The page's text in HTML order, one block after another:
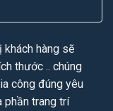
khách hàng sẽ
thước .. chúng
công đúng yêu
phần trang trí